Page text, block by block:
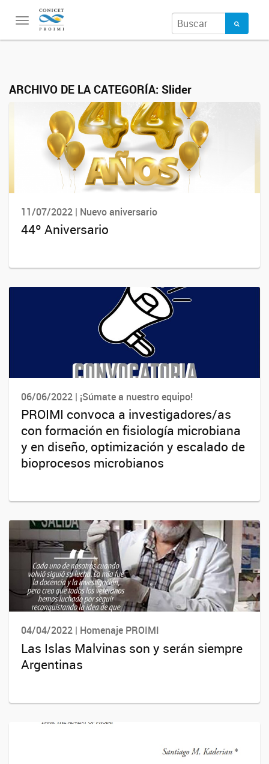
Toggle
navigation
ARCHIVO DE LA CATEGORÍA: Slider
11/07/2022 | Nuevo aniversario
44º Aniversario
06/06/2022 | ¡Súmate a nuestro equipo!
PROIMI convoca a investigadores/as
con formación en fisiología microbiana
y en diseño, optimización y escalado de
bioprocesos microbianos
04/04/2022 | Homenaje PROIMI
Las Islas Malvinas son y serán siempre
Argentinas